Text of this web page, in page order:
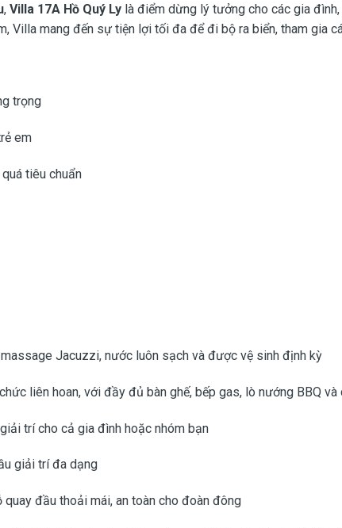
, Villa 17A Hồ Quý Ly là điểm dừng lý tưởng cho các gia
Villa mang đến sự tiện lợi tối đa để đi bộ ra biển, tham gia
trọng
em
tiêu chuẩn
Jacuzzi, nước luôn sạch và được vệ sinh định kỳ
liên hoan, với đầy đủ bàn ghế, bếp gas, lò nướng BBQ và
trí cho cả gia đình hoặc nhóm bạn
giải trí đa dạng
đầu thoải mái, an toàn cho đoàn đông